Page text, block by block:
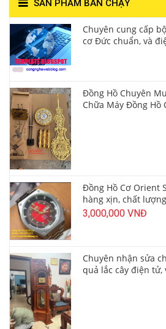
SẢN PHẨM BÁN CHẠY
Chuyên cung cấp
cơ Đức chuẩn, và
Đồng Hồ Chuyên
Chữa Máy Đồng Hồ
Đồng Hồ Cơ Orient
hàng xịn, chất lượng
3,000,000 VNĐ
Chuyên nhận sửa
quả lắc cây điện tử,